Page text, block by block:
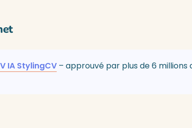
IA StylingCV – approuvé par plus de 6 millions